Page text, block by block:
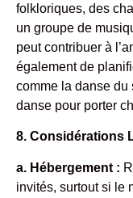
folkloriques, des
un groupe de
peut contribuer à
également de
comme la danse du
danse pour porter
8. Considérations
a. Hébergement :
invités, surtout si le